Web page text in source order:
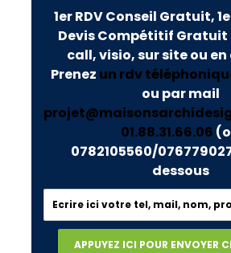
1er RDV Conseil Gratuit,
Devis Compétitif Gratuit
call, visio, sur site ou
Prenez un rdv
ou par mail
01.88.31.66.06
0782105560/
dessous